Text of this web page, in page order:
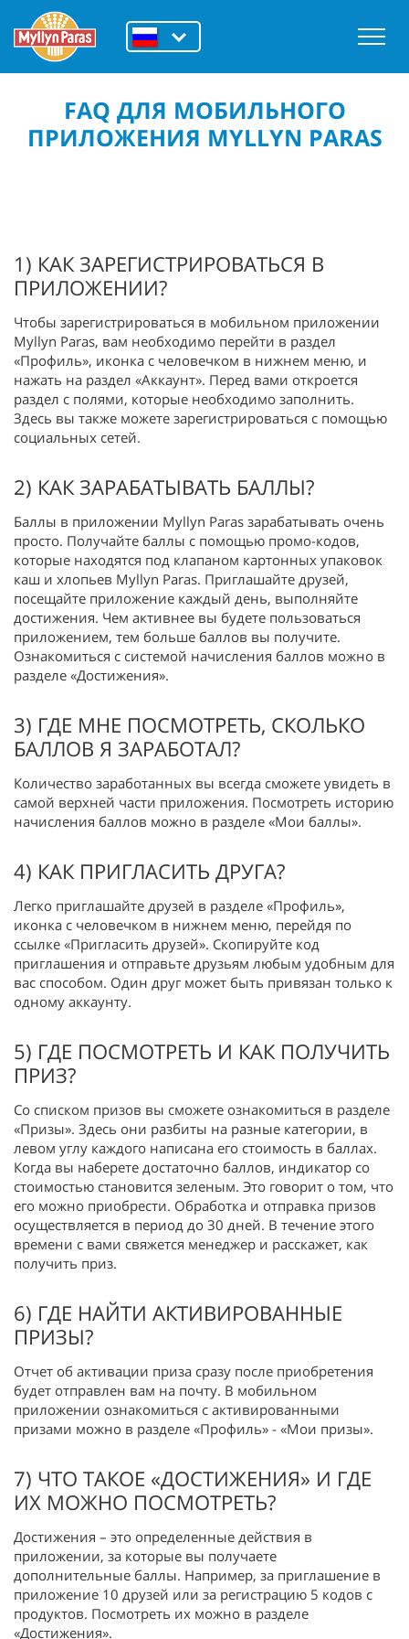
FAQ ДЛЯ МОБИЛЬНОГО
ПРИЛОЖЕНИЯ MYLLYN PARAS
1) КАК ЗАРЕГИСТРИРОВАТЬСЯ В
ПРИЛОЖЕНИИ?
Чтобы зарегистрироваться в мобильном приложении
Myllyn Paras, вам необходимо перейти в раздел
«Профиль», иконка с человечком в нижнем меню, и
нажать на раздел «Аккаунт». Перед вами откроется
раздел с полями, которые необходимо заполнить.
Здесь вы также можете зарегистрироваться с помощью
социальных сетей.
2) КАК ЗАРАБАТЫВАТЬ БАЛЛЫ?
Баллы в приложении Myllyn Paras зарабатывать очень
просто. Получайте баллы с помощью промо-кодов,
которые находятся под клапаном картонных упаковок
каш и хлопьев Myllyn Paras. Приглашайте друзей,
посещайте приложение каждый день, выполняйте
достижения. Чем активнее вы будете пользоваться
приложением, тем больше баллов вы получите.
Ознакомиться с системой начисления баллов можно в
разделе «Достижения».
3) ГДЕ МНЕ ПОСМОТРЕТЬ, СКОЛЬКО
БАЛЛОВ Я ЗАРАБОТАЛ?
Количество заработанных вы всегда сможете увидеть в
самой верхней части приложения. Посмотреть историю
начисления баллов можно в разделе «Мои баллы».
4) КАК ПРИГЛАСИТЬ ДРУГА?
Легко приглашайте друзей в разделе «Профиль»,
иконка с человечком в нижнем меню, перейдя по
ссылке «Пригласить друзей». Скопируйте код
приглашения и отправьте друзьям любым удобным для
вас способом. Один друг может быть привязан только к
одному аккаунту.
5) ГДЕ ПОСМОТРЕТЬ И КАК ПОЛУЧИТЬ
ПРИЗ?
Со списком призов вы сможете ознакомиться в разделе
«Призы». Здесь они разбиты на разные категории, в
левом углу каждого написана его стоимость в баллах.
Когда вы наберете достаточно баллов, индикатор со
стоимостью становится зеленым. Это говорит о том, что
его можно приобрести. Обработка и отправка призов
осуществляется в период до 30 дней. В течение этого
времени с вами свяжется менеджер и расскажет, как
получить приз.
6) ГДЕ НАЙТИ АКТИВИРОВАННЫЕ
ПРИЗЫ?
Отчет об активации приза сразу после приобретения
будет отправлен вам на почту. В мобильном
приложении ознакомиться с активированными
призами можно в разделе «Профиль» - «Мои призы».
7) ЧТО ТАКОЕ «ДОСТИЖЕНИЯ» И ГДЕ
ИХ МОЖНО ПОСМОТРЕТЬ?
Достижения – это определенные действия в
приложении, за которые вы получаете
дополнительные баллы. Например, за приглашение в
приложение 10 друзей или за регистрацию 5 кодов с
продуктов. Посмотреть их можно в разделе
«Достижения».